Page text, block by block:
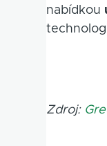
nabídkou
Zdroj: